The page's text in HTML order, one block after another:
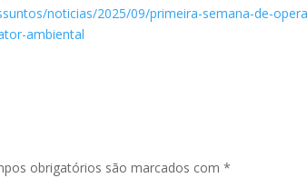
noticias/2025/09/primeira-semana-de-
ambiental
obrigatórios são marcados com*